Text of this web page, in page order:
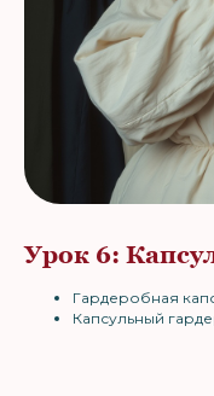
Урок 6:
Гардеробная
Капсульный